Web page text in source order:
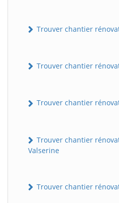
Trouver chantier
Trouver chantier
Trouver chantier
Trouver chantier
Valserine
Trouver chantier